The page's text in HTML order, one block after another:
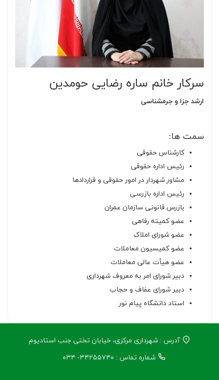
سرکار خانم ساره رضایی حومدین
ارشد جزا و جرمشناسی
سمت ها:
کارشناس حقوقی
رئیس اداره حقوقی
مشاور شهردار در امور حقوقی و قراردادها
رئیس اداره بازرسی
بازرس قانونی سازمان عمران
عضو کمیته رفاهی
عضو شورای املاک
عضو کمیسیون معاملات
عضو هیأت عالی معاملات
دبیر شورای امر به معروف شهرداری
دبیر شورای عفاف و حجاب
استاد دانشگاه پیام نور
آدرس : شهرداری مرکزی، خیابان تختی جنب استادیوم
شماره تماس : ۳۴۲۵۵۷۴۰- ۰۳۴